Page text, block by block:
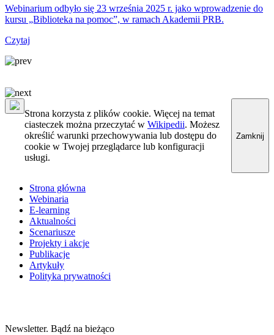
Webinarium odbyło się 23 września 2025 r. jako wprowadzenie do
kursu „Biblioteka na pomoc”, w ramach Akademii PRB.
Czytaj
Strona korzysta z plików cookie. Więcej na temat
ciasteczek można przeczytać w Wikipedii. Możesz
określić warunki przechowywania lub dostępu do
cookie w Twojej przeglądarce lub konfiguracji
usługi.
Zamknij
Strona główna
Webinaria
E-learning
Aktualności
Scenariusze
Projekty i akcje
Publikacje
Artykuły
Polityka prywatności
Newsletter. Bądź na bieżąco